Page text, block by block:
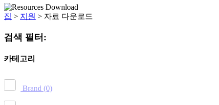
집 > 지원 > 자료 다운로드
검색 필터:
카테고리
Brand (0)